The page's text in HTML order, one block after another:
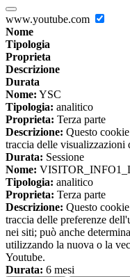
www.youtube.com
Nome
Tipologia
Proprieta
Descrizione
Durata
Nome: YSC
Tipologia: analitico
Proprieta: Terza parte
Descrizione: Questo
traccia delle visualizzazioni
Durata: Sessione
Nome:
Tipologia: analitico
Proprieta: Terza parte
Descrizione: Questo
traccia delle preferenze
nei siti; può anche
utilizzando la nuova o la
Youtube.
Durata: 6 mesi